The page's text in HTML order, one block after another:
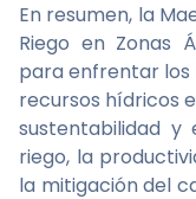
En resumen, la
Riego en Zonas
para enfrentar los
recursos hídricos
sustentabilidad y
riego, la
la mitigación del